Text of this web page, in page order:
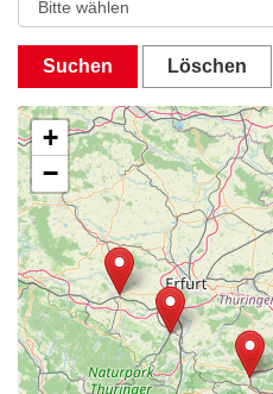
Suchen Löschen
+
−